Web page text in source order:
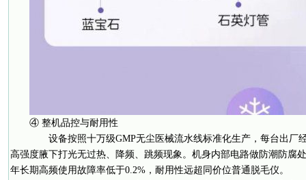
④ 整机品控与耐用性
设备按照十万级GMP无尘医械流水线标准化生产，每台出厂
高强度腋下打光无过热、降频、跳频现象。机身内部电路做防潮防腐
年长期高频使用故障率低于0.2%，耐用性远超同价位普通脱毛仪。